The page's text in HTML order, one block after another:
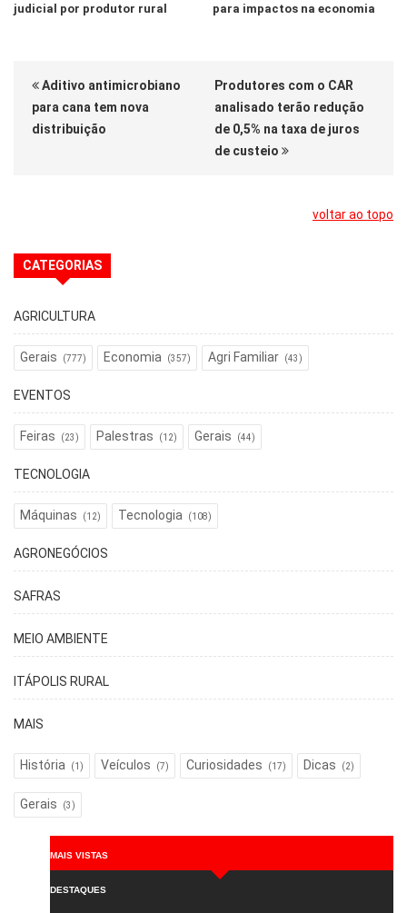
judicial por produtor rural
para impactos na economia
Aditivo antimicrobiano
para cana tem nova
distribuição
Produtores com o CAR
analisado terão redução
de 0,5% na taxa de juros
de custeio
voltar ao topo
CATEGORIAS
AGRICULTURA
Gerais (777) Economia (357) Agri Familiar (43)
EVENTOS
Feiras (23) Palestras (12) Gerais (44)
TECNOLOGIA
Máquinas (12) Tecnologia (108)
AGRONEGÓCIOS
SAFRAS
MEIO AMBIENTE
ITÁPOLIS RURAL
MAIS
História (1) Veículos (7) Curiosidades (17) Dicas (2)
Gerais (3)
MAIS VISTAS
DESTAQUES